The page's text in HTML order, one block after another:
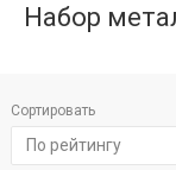
Набор
Сортировать
По рейтингу